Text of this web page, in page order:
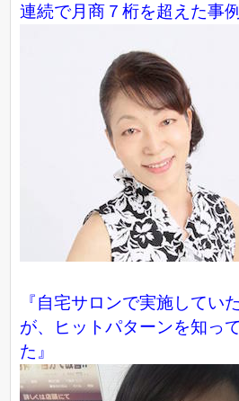
連続で月商７桁を超えた事例
『自宅サロンで実施してい
が、ヒットパターンを知っ
た』